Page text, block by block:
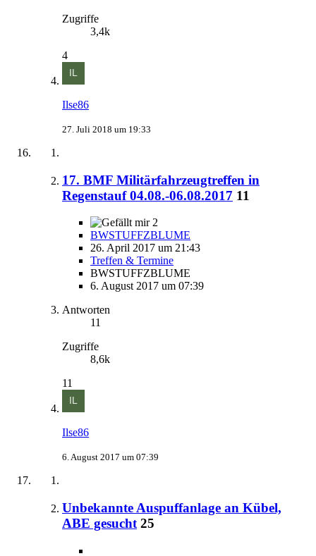
Zugriffe
3,4k
4
Ilse86
27. Juli 2018 um 19:33
17. BMF Militärfahrzeugtreffen in
Regenstauf 04.08.-06.08.2017 11
2
BWSTUFFZBLUME
26. April 2017 um 21:43
Treffen & Termine
BWSTUFFZBLUME
6. August 2017 um 07:39
Antworten
11
Zugriffe
8,6k
11
Ilse86
6. August 2017 um 07:39
Unbekannte Auspuffanlage an Kübel,
ABE gesucht 25